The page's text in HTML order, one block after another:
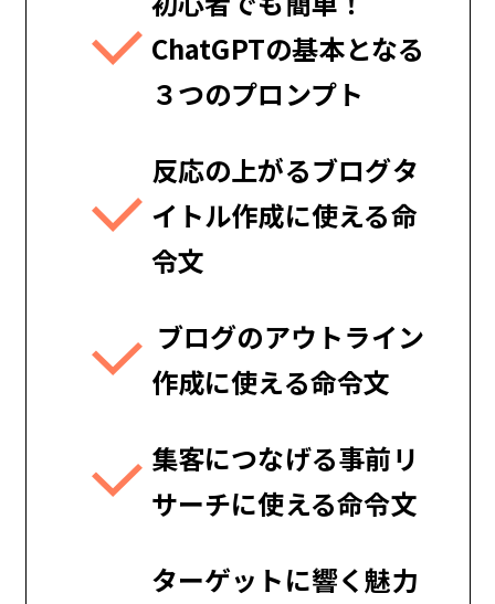
ChatGPTの基本となる
３つのプロンプト
反応の上がるブログタ
イトル作成に使える命
令文
ブログのアウトライン
作成に使える命令文
集客につなげる事前リ
サーチに使える命令文
ターゲットに響く魅力